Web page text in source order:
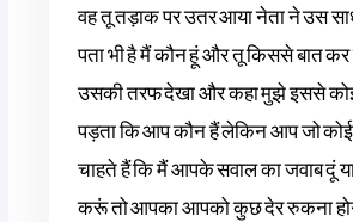
वह तू तड़ाक पर उतर आया नेता ने उस
पता भी है मैं कौन हूं और तू किससे बात कर
उसकी तरफ देखा और कहा मुझे इससे
पड़ता कि आप कौन हैं लेकिन आप जो
चाहते हैं कि मैं आपके सवाल का जवाब दूं
करूं तो आपका आपको कुछ देर रुकना